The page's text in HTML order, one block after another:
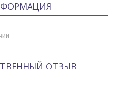
ОТЗЫВ